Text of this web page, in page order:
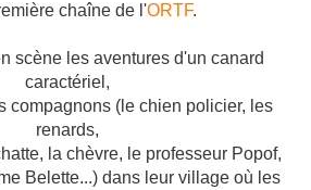
chaîne de l'ORTF.
scène les aventures d'un canard
caractériel,
compagnons (le chien policier, les
renards,
la chèvre, le professeur Popof,
Belette...) dans leur village où les